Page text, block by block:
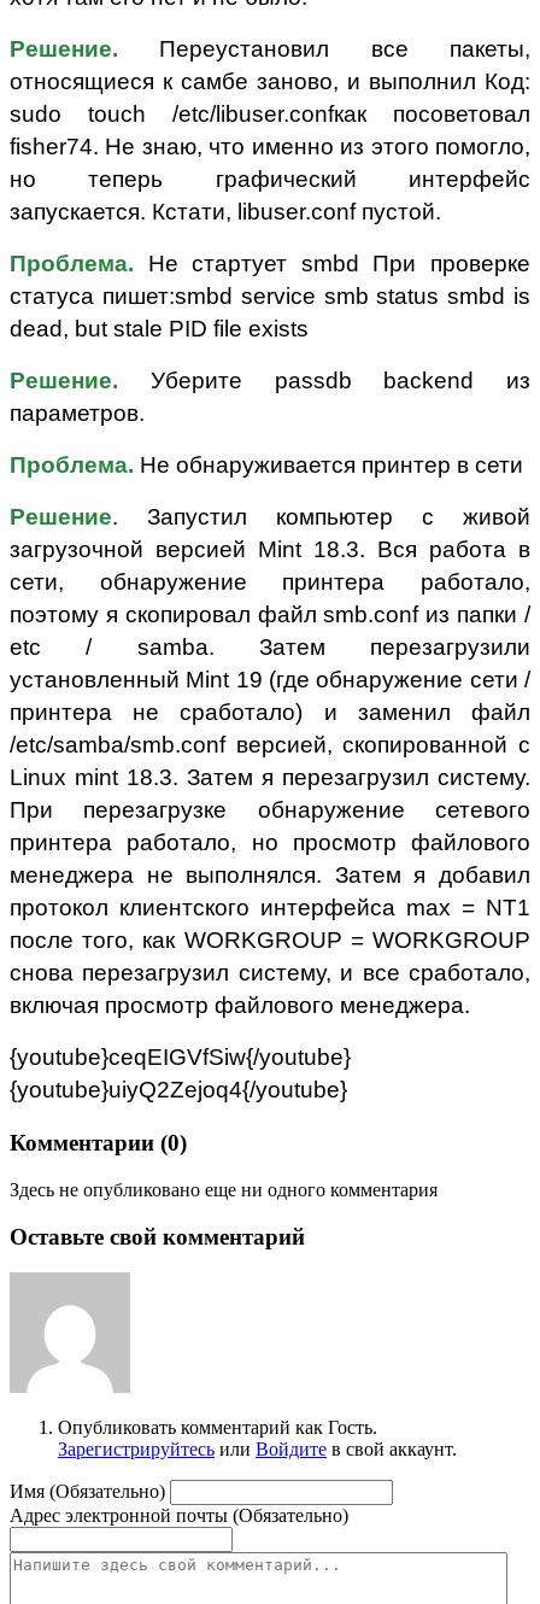
Решение. Переустановил все пакеты,
относящиеся к самбе заново, и выполнил Код:
sudo touch /etc/libuser.confкак посоветовал
fisher74. Не знаю, что именно из этого помогло,
но теперь графический интерфейс
запускается. Кстати, libuser.conf пустой.
Проблема.
Не стартует smbd При проверке
статуса пишет:smbd service smb status smbd is
dead, but stale PID file exists
Решение.
Уберите passdb backend из
параметров.
Проблема. Не обнаруживается принтер в сети
Решение. Запустил компьютер с живой
загрузочной версией Mint 18.3. Вся работа в
сети, обнаружение принтера работало,
поэтому я скопировал файл smb.conf из папки /
etc / samba. Затем перезагрузили
установленный Mint 19 (где обнаружение сети /
принтера не сработало) и заменил файл
/etc/samba/smb.conf версией, скопированной с
Linux mint 18.3. Затем я перезагрузил систему.
При перезагрузке обнаружение сетевого
принтера работало, но просмотр файлового
менеджера не выполнялся. Затем я добавил
протокол клиентского интерфейса max = NT1
после того, как WORKGROUP = WORKGROUP
снова перезагрузил систему, и все сработало,
включая просмотр файлового менеджера.
{youtube}ceqEIGVfSiw{/youtube}
{youtube}uiyQ2Zejoq4{/youtube}
Комментарии (0)
Здесь не опубликовано еще ни одного комментария
Оставьте свой комментарий
Опубликовать комментарий как Гость.
Зарегистрируйтесь или Войдите в свой аккаунт.
Имя (Обязательно)
Адрес электронной почты (Обязательно)